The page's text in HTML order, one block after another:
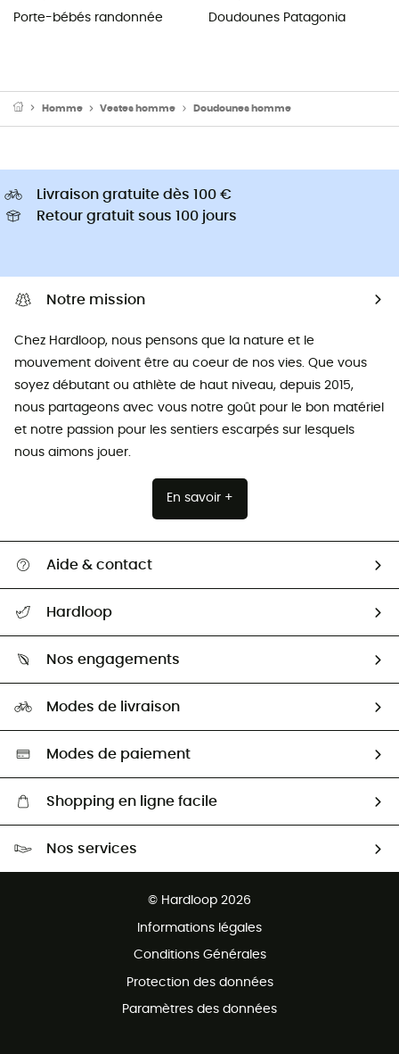
Porte-bébés randonnée
Doudounes Patagonia
Homme Vestes homme Doudounes homme
Livraison gratuite dès 100 €
Retour gratuit sous 100 jours
Notre mission
Chez Hardloop, nous pensons que la nature et le
mouvement doivent être au coeur de nos vies. Que vous
soyez débutant ou athlète de haut niveau, depuis 2015,
nous partageons avec vous notre goût pour le bon matériel
et notre passion pour les sentiers escarpés sur lesquels
nous aimons jouer.
En savoir +
Aide & contact
Retour & remboursement
Guide des tailles
Seconde Main
Aide & Contact
Hardloop
HardGuides
Nos engagements
Sélection éco-responsable
Modes de livraison
Modes de paiement
Shopping en ligne facile
Nos services
© Hardloop 2026
Informations légales
Conditions Générales
Protection des données
Paramètres des données